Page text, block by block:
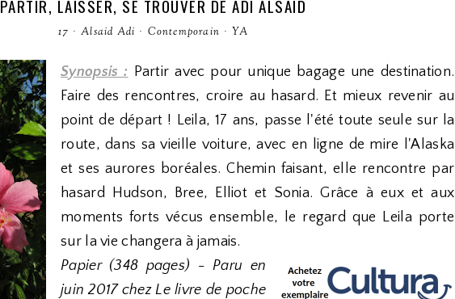
PARTIR, LAISSER, SE TROUVER DE ADI ALSAID
17 · Alsaid Adi · Contemporain · YA
Synopsis : Partir avec pour unique bagage une destination.
Faire des rencontres, croire au hasard. Et mieux revenir au
point de départ ! Leila, 17 ans, passe l'été toute seule sur la
route, dans sa vieille voiture, avec en ligne de mire l'Alaska
et ses aurores boréales. Chemin faisant, elle rencontre par
hasard Hudson, Bree, Elliot et Sonia. Grâce à eux et aux
moments forts vécus ensemble, le regard que Leila porte
sur la vie changera à jamais.
Papier (348 pages) - Paru en
juin 2017 chez Le livre de poche